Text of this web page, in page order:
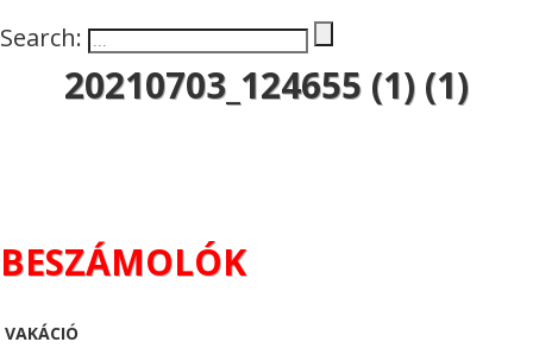
Search:
20210703_124655 (1) (1)
BESZÁMOLÓK
VAKÁCIÓ